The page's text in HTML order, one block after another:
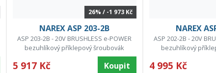
26% / -1 973 Kč
NAREX ASP 203-2B
ASP 203-2B - 20V BRUSHLESS e-POWER
bezuhlíkový příklepový šroubovák
5 917 Kč Koupit
NAREX
ASP 202-2B - 20V
bezuhlíkový
4 995 Kč